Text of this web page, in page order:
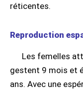
réticentes.
Reproduction
Les femelles
gestent 9 mois et
ans. Avec une